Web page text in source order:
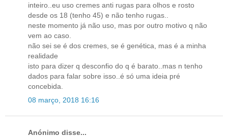
inteiro..eu uso cremes anti rugas para olhos e rosto
desde os 18 (tenho 45) e não tenho rugas..
neste momento já não uso, mas por outro motivo q não
vem ao caso.
não sei se é dos cremes, se é genética, mas é a minha
realidade
isto para dizer q desconfio do q é barato..mas n tenho
dados para falar sobre isso..é só uma ideia pré
concebida.
08 março, 2018 16:16
Anónimo disse...